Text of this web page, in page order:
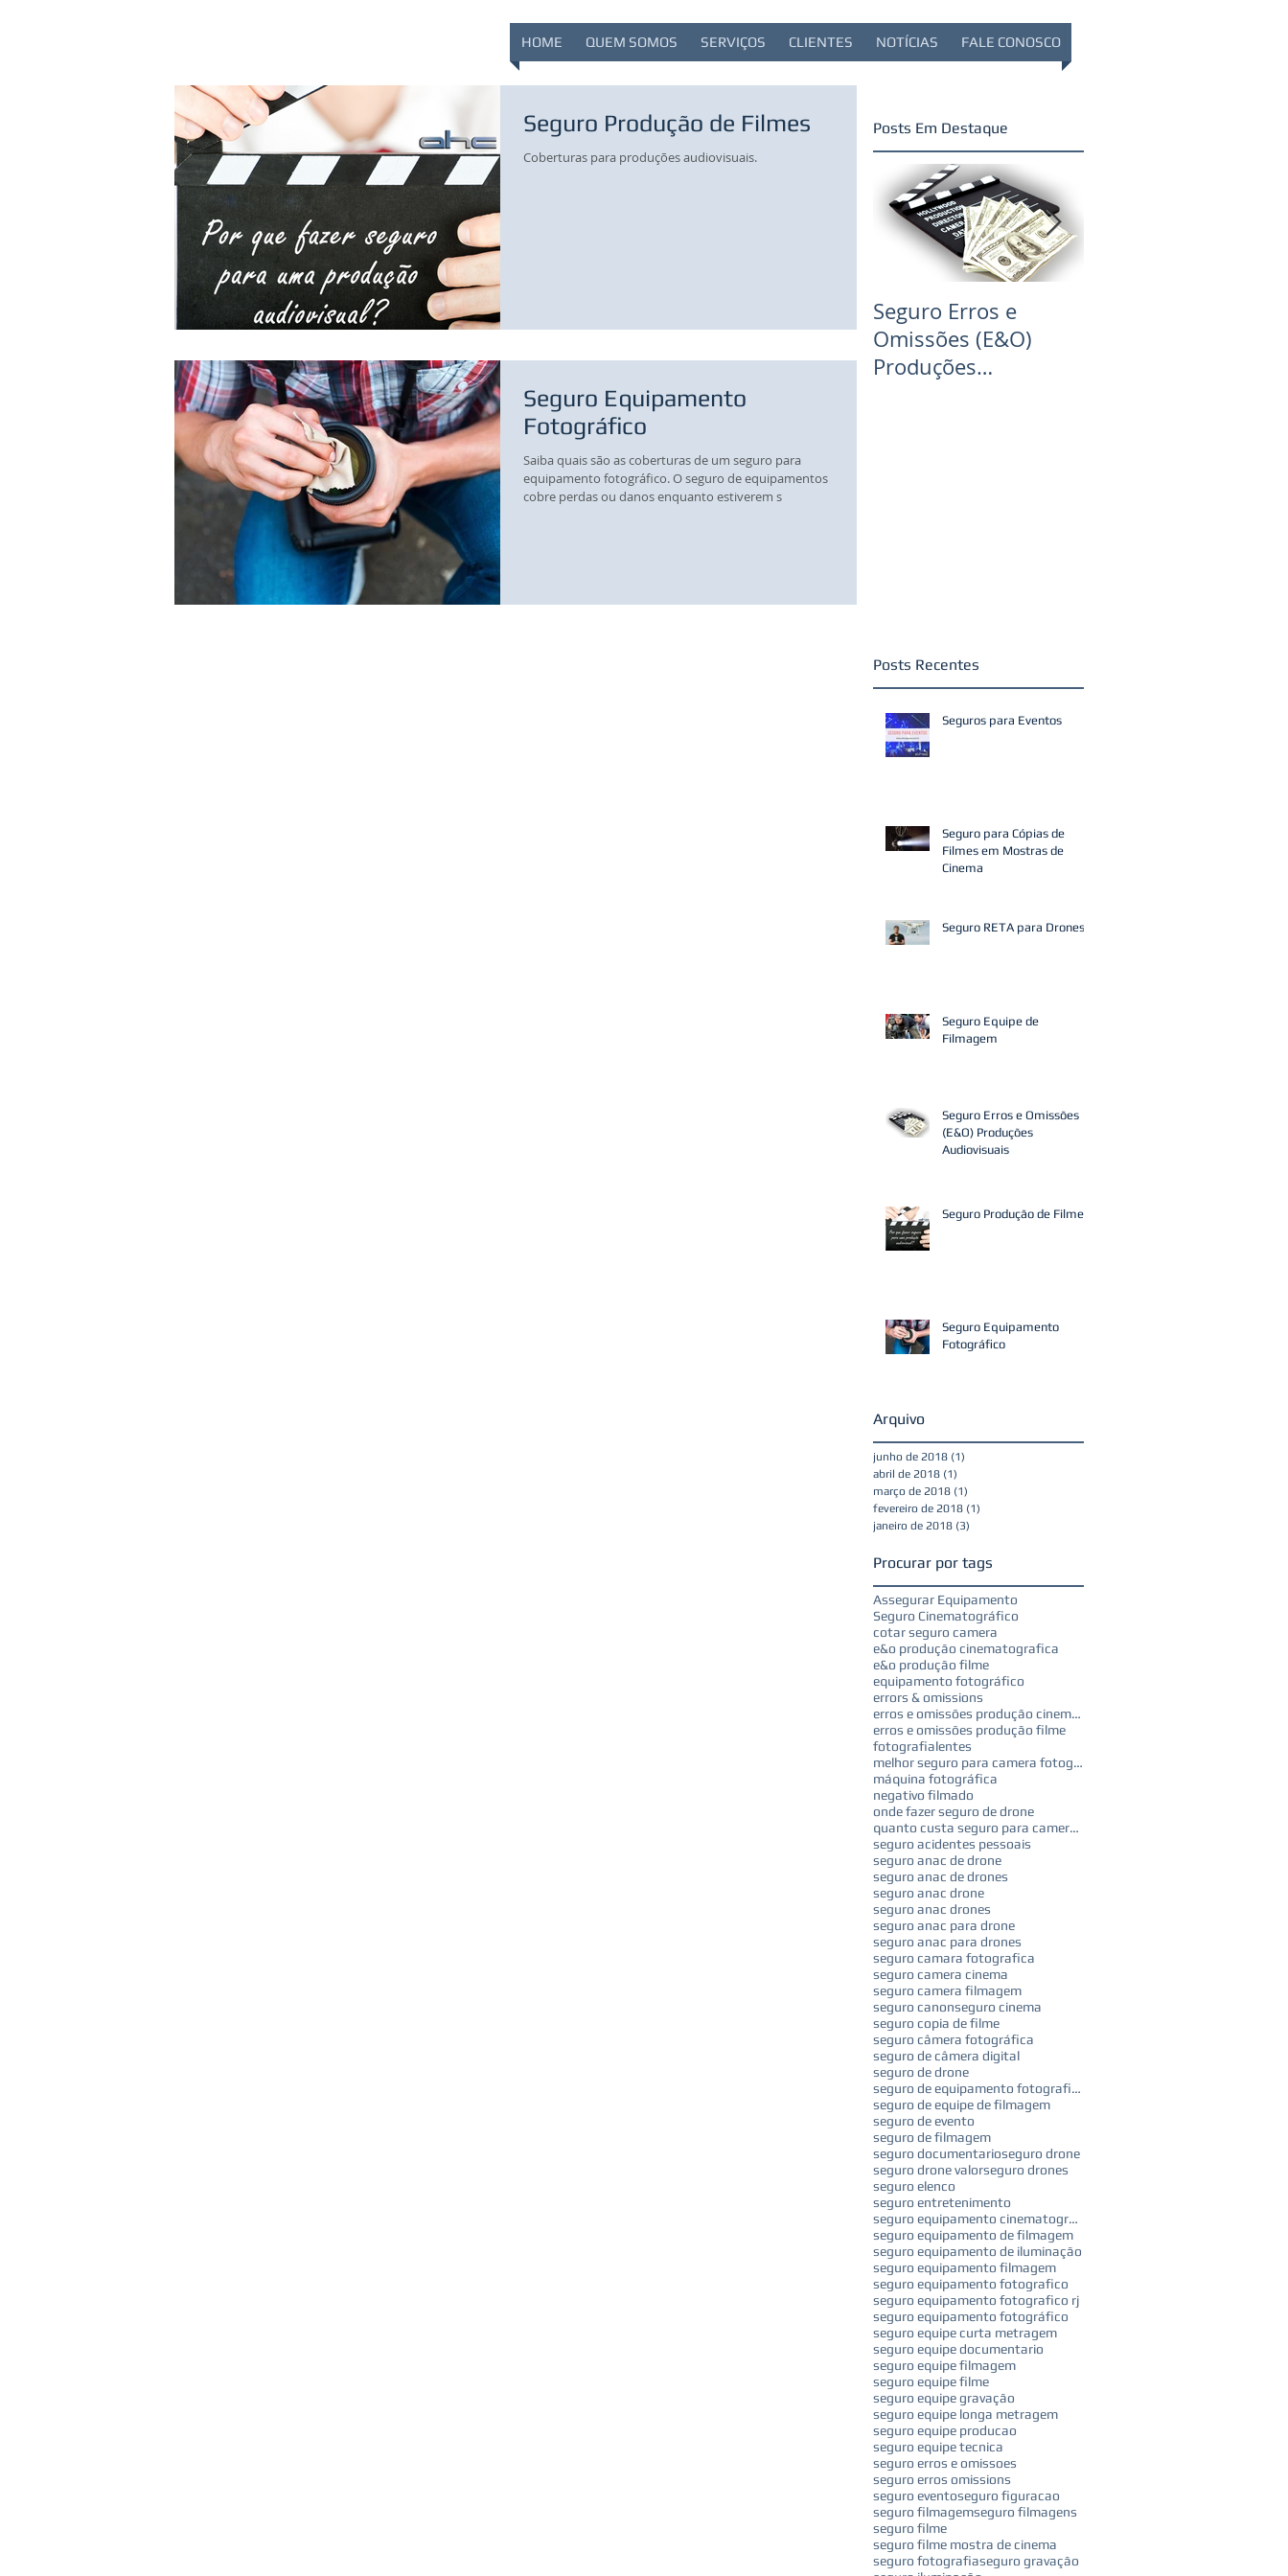
HOME QUEM SOMOS SERVIÇOS CLIENTES NOTÍCIAS FALE CONOSCO
Seguro Produção de Filmes
Coberturas para produções audiovisuais.
Seguro Equipamento
Fotográfico
Saiba quais são as coberturas de um seguro para
equipamento fotográfico. O seguro de equipamentos
cobre perdas ou danos enquanto estiverem s
Posts Em Destaque
Seguro Erros e
Omissões (E&O)
Produções
Posts Recentes
Seguros para Eventos
Seguro para Cópias de
Filmes em Mostras de
Cinema
Seguro RETA para Drones
Seguro Equipe de
Filmagem
Seguro Erros e Omissões
(E&O) Produções
Audiovisuais
Seguro Produção de Filmes
Seguro Equipamento
Fotográfico
Arquivo
junho de 2018 (1)
abril de 2018 (1)
março de 2018 (1)
fevereiro de 2018 (1)
janeiro de 2018 (3)
Procurar por tags
Assegurar Equipamento
Seguro Cinematográfico
cotar seguro camera
e&o produção cinematografica
e&o produção filme
equipamento fotográfico
errors & omissions
erros e omissões produção cinematografica
erros e omissões produção filme
fotografialentes
melhor seguro para camera fotografica
máquina fotográfica
negativo filmado
onde fazer seguro de drone
quanto custa seguro para camera fotografica
seguro acidentes pessoais
seguro anac de drone
seguro anac de drones
seguro anac drone
seguro anac drones
seguro anac para drone
seguro anac para drones
seguro camara fotografica
seguro camera cinema
seguro camera filmagem
seguro canonseguro cinema
seguro copia de filme
seguro câmera fotográfica
seguro de câmera digital
seguro de drone
seguro de equipamento fotografico
seguro de equipe de filmagem
seguro de evento
seguro de filmagem
seguro documentarioseguro drone
seguro drone valorseguro drones
seguro elenco
seguro entretenimento
seguro equipamento cinematografico
seguro equipamento de filmagem
seguro equipamento de iluminação
seguro equipamento filmagem
seguro equipamento fotografico
seguro equipamento fotografico rj
seguro equipamento fotográfico
seguro equipe curta metragem
seguro equipe documentario
seguro equipe filmagem
seguro equipe filme
seguro equipe gravação
seguro equipe longa metragem
seguro equipe producao
seguro equipe tecnica
seguro erros e omissoes
seguro erros omissions
seguro eventoseguro figuracao
seguro filmagemseguro filmagens
seguro filme
seguro filme mostra de cinema
seguro fotografiaseguro gravação